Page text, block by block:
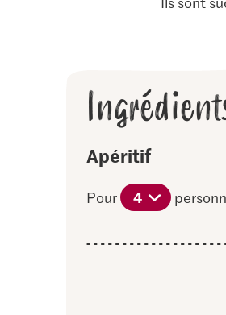
Apéritif
Pour 4